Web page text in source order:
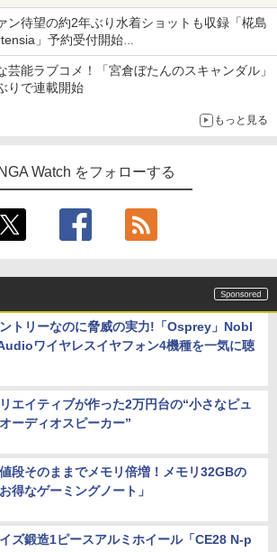
ン待望の約2年ぶり水着ショットも収録「椛島
」予約受付開始
芸能ラブコメ！「宮倉ぼたんのスキャンダル」
りで連載開始
もっと見る
Watch をフォローする
トリーなのに脅威の実力!「Osprey」Nobl
ワイヤレスイヤフォン4機種を一気に聴
エイティブが作った2万円台の“小さなピュ
ーディオスピーカー”
段そのままでメモリ倍増！メモリ32GBの
お得なゲーミングノート」
ズ鍛造1ピースアルミホイール「CE28 N-p